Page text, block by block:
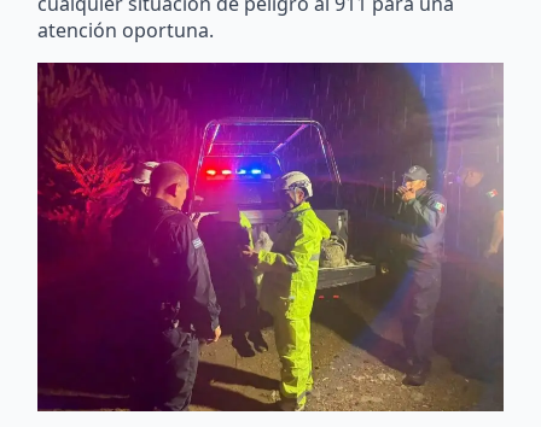
atención oportuna.